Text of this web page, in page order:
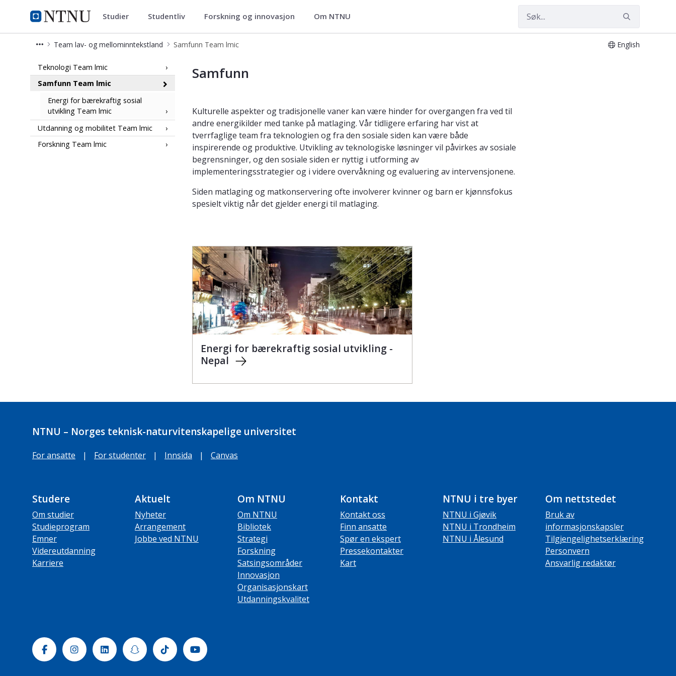
NTNU Hjemmeside
NTNU EnergiStudier Studentliv Forskning og innovasjon Om NTNU
Team lav- og mellominntekstland Samfunn Team lmic English
Samfunn Team lmic
Teknologi Team lmic
Samfunn Team lmic
Energi for bærekraftig sosial
utvikling Team lmic
Utdanning og mobilitet Team lmic
Forskning Team lmic
Samfunn
Kulturelle aspekter og tradisjonelle vaner kan være hinder for overgangen fra ved til
andre energikilder med tanke på matlaging. Vår tidligere erfaring har vist at
tverrfaglige team fra teknologien og fra den sosiale siden kan være både
inspirerende og produktive. Utvikling av teknologiske løsninger vil påvirkes av sosiale
begrensninger, og den sosiale siden er nyttig i utforming av
implementeringsstrategier og i videre overvåkning og evaluering av intervensjonene.
Siden matlaging og matkonservering ofte involverer kvinner og barn er kjønnsfokus
spesielt viktig når det gjelder energi til matlaging.
Energi for bærekraftig sosial utvikling -
Nepal
NTNU – Norges teknisk-naturvitenskapelige universitet
For ansatte | For studenter | Innsida | Canvas
Studere
Om studier
Studieprogram
Emner
Videreutdanning
Karriere
Aktuelt
Nyheter
Arrangement
Jobbe ved NTNU
Om NTNU
Om NTNU
Bibliotek
Strategi
Forskning
Satsingsområder
Innovasjon
Organisasjonskart
Utdanningskvalitet
Kontakt
Kontakt oss
Finn ansatte
Spør en ekspert
Pressekontakter
Kart
NTNU i tre byer
NTNU i Gjøvik
NTNU i Trondheim
NTNU i Ålesund
Om nettstedet
Bruk av
informasjonskapsler
Tilgjengelighetserklæring
Personvern
Ansvarlig redaktør
FacebookInstagramLinkedinSnapchatTiktok Youtube